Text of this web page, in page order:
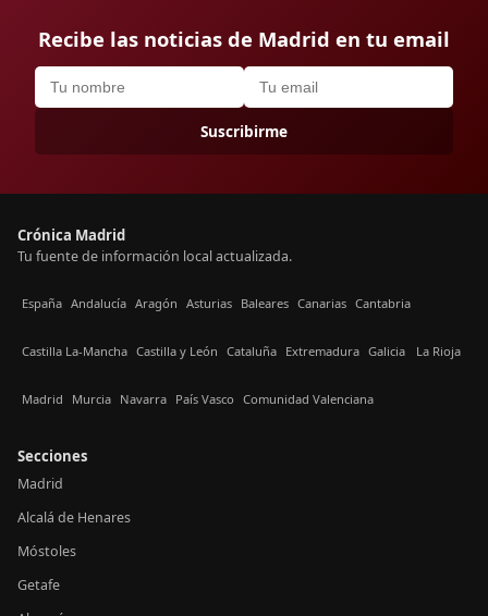
Recibe las noticias de Madrid en tu email
Suscribirme
Crónica Madrid
Tu fuente de información local actualizada.
España Andalucía Aragón Asturias Baleares Canarias Cantabria
Castilla La-Mancha Castilla y León Cataluña Extremadura Galicia La Rioja
Madrid Murcia Navarra País Vasco Comunidad Valenciana
Secciones
Madrid
Alcalá de Henares
Móstoles
Getafe